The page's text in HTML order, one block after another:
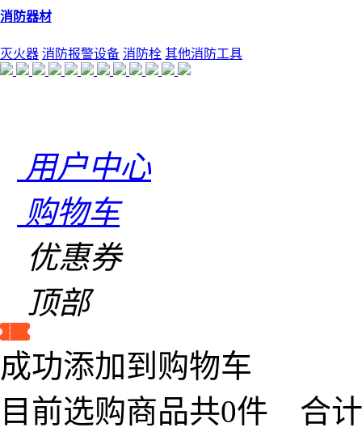
消防器材
灭火器 消防报警设备 消防栓 其他消防工具
用户中心
购物车
优惠券
顶部
成功添加到购物车
目前选购商品共0件 合